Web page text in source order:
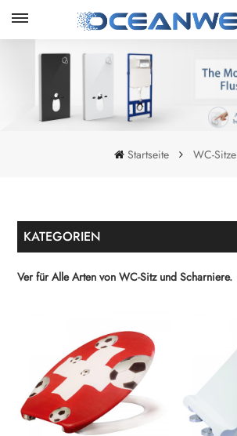
Startseite WC-Sitze
KATEGORIEN
Ver für Alle Arten von WC-Sitz und Scharniere.